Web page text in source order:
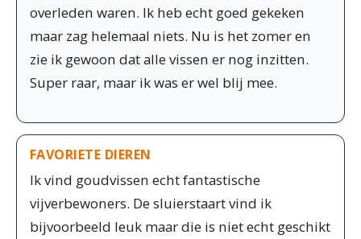
overleden waren. Ik heb echt goed gekeken
maar zag helemaal niets. Nu is het zomer en
zie ik gewoon dat alle vissen er nog inzitten.
Super raar, maar ik was er wel blij mee.
FAVORIETE DIEREN
Ik vind goudvissen echt fantastische
vijverbewoners. De sluierstaart vind ik
bijvoorbeeld leuk maar die is niet echt geschikt